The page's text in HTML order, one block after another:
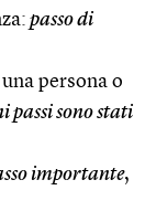
passo di
persona o
passi sono stati
importante,